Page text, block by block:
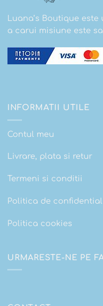
Luana’s Boutique
a carui misiune este
INFORMATII UTILE
Contul meu
Livrare, plata si retur
Termeni si conditii
Politica de
Politica cookies
URMARESTE-NE PE